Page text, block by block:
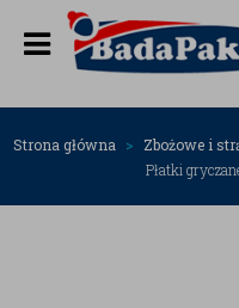
Strona główna Zbożowe i
Płatki